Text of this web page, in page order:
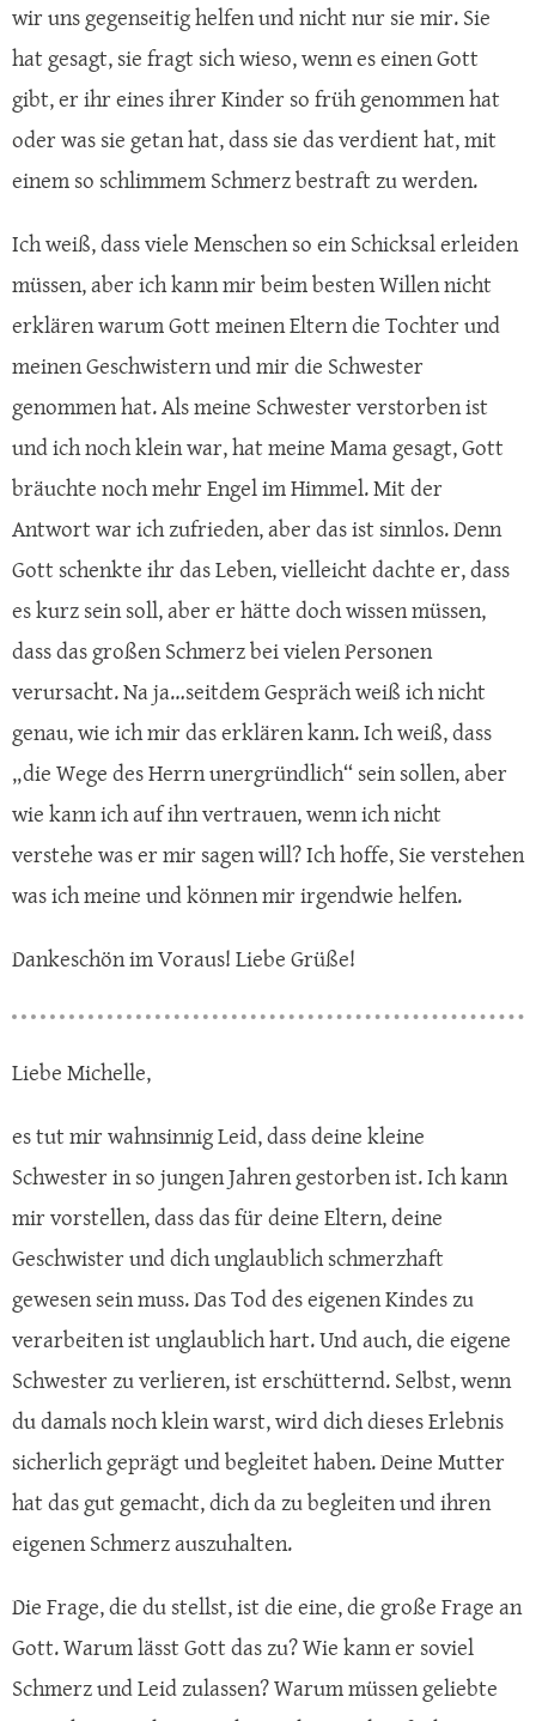
wir uns gegenseitig helfen und nicht nur sie mir. Sie
hat gesagt, sie fragt sich wieso, wenn es einen Gott
gibt, er ihr eines ihrer Kinder so früh genommen hat
oder was sie getan hat, dass sie das verdient hat, mit
einem so schlimmem Schmerz bestraft zu werden.
Ich weiß, dass viele Menschen so ein Schicksal erleiden
müssen, aber ich kann mir beim besten Willen nicht
erklären warum Gott meinen Eltern die Tochter und
meinen Geschwistern und mir die Schwester
genommen hat. Als meine Schwester verstorben ist
und ich noch klein war, hat meine Mama gesagt, Gott
bräuchte noch mehr Engel im Himmel. Mit der
Antwort war ich zufrieden, aber das ist sinnlos. Denn
Gott schenkte ihr das Leben, vielleicht dachte er, dass
es kurz sein soll, aber er hätte doch wissen müssen,
dass das großen Schmerz bei vielen Personen
verursacht. Na ja…seitdem Gespräch weiß ich nicht
genau, wie ich mir das erklären kann. Ich weiß, dass
„die Wege des Herrn unergründlich“ sein sollen, aber
wie kann ich auf ihn vertrauen, wenn ich nicht
verstehe was er mir sagen will? Ich hoffe, Sie verstehen
was ich meine und können mir irgendwie helfen.
Dankeschön im Voraus! Liebe Grüße!
Liebe Michelle,
es tut mir wahnsinnig Leid, dass deine kleine
Schwester in so jungen Jahren gestorben ist. Ich kann
mir vorstellen, dass das für deine Eltern, deine
Geschwister und dich unglaublich schmerzhaft
gewesen sein muss. Das Tod des eigenen Kindes zu
verarbeiten ist unglaublich hart. Und auch, die eigene
Schwester zu verlieren, ist erschütternd. Selbst, wenn
du damals noch klein warst, wird dich dieses Erlebnis
sicherlich geprägt und begleitet haben. Deine Mutter
hat das gut gemacht, dich da zu begleiten und ihren
eigenen Schmerz auszuhalten.
Die Frage, die du stellst, ist die eine, die große Frage an
Gott. Warum lässt Gott das zu? Wie kann er soviel
Schmerz und Leid zulassen? Warum müssen geliebte